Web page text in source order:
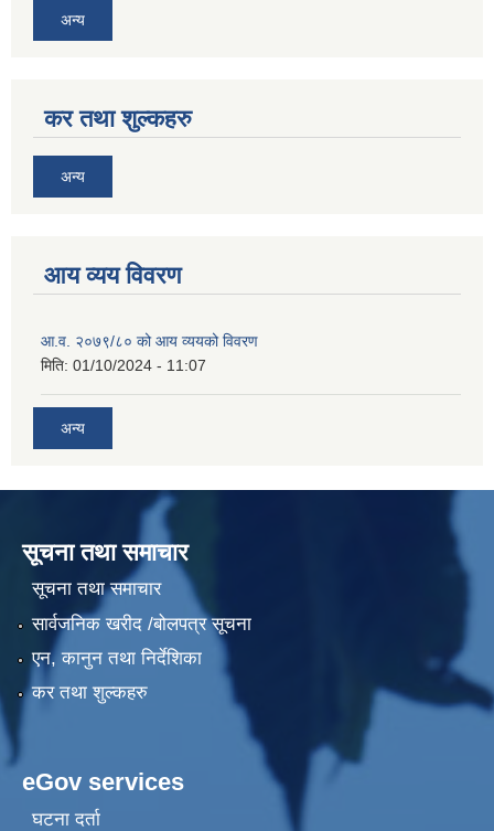
अन्य
कर तथा शुल्कहरु
अन्य
आय व्यय विवरण
आ.व. २०७९/८० को आय व्ययको विवरण
मिति: 01/10/2024 - 11:07
अन्य
सूचना तथा समाचार
सूचना तथा समाचार
सार्वजनिक खरीद /बोलपत्र सूचना
एन, कानुन तथा निर्देशिका
कर तथा शुल्कहरु
eGov services
घटना दर्ता